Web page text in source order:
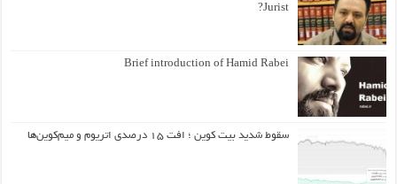
Jurist?
Brief introduction of Hamid Rabei
سقوط شدید بیت کوین ؛ افت ۱۵ درصدی اتریوم و میم‌کوین‌ها